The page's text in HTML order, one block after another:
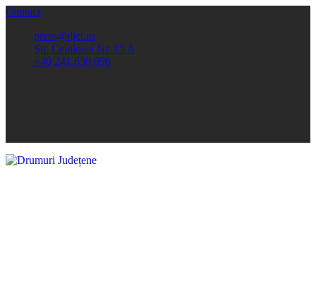
Contact
press@djct.ro
Str. Celulozei Nr. 15 A
+40 241 630 696